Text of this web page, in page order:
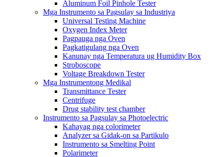
Aluminum Foil Pinhole Tester
Mga Instrumento sa Pagsulay sa Industriya
Universal Testing Machine
Oxygen Index Meter
Pagpauga nga Oven
Pagkatigulang nga Oven
Kanunay nga Temperatura ug Humidity Box
Stroboscope
Voltage Breakdown Tester
Mga Instrumentong Medikal
Transmittance Tester
Centrifuge
Drug stability test chamber
Instrumento sa Pagsulay sa Photoelectric
Kahayag nga colorimeter
Analyzer sa Gidak-on sa Partikulo
Instrumento sa Smelting Point
Polarimeter